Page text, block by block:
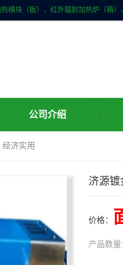
公司介绍
济实用
济源镀
价格：
产品数量